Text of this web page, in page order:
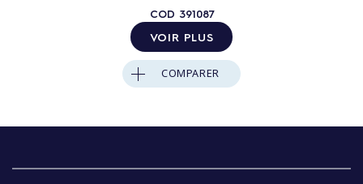
COD 391087
VOIR PLUS
COMPARER